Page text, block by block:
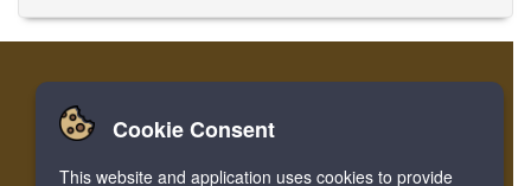
집 로그인 레지스터
Cookie Consent
This website and application uses cookies to provide